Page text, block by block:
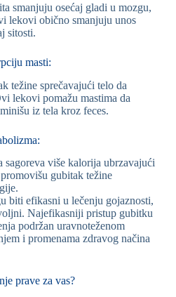
smanjuju osećaj gladi u mozgu,
lekovi obično smanjuju unos
sitosti.
masti:
težine sprečavajući telo da
lekovi pomažu mastima da
iz tela kroz feces.
više kalorija ubrzavajući
gubitak težine
biti efikasni u lečenju gojaznosti,
Najefikasniji pristup gubitku
podržan uravnoteženom
i promenama zdravog načina
prave za vas?